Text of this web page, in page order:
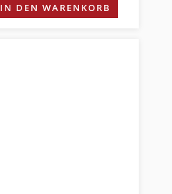
IN DEN WARENKORB